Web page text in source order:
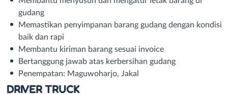
gudang
Memastikan penyimpanan barang gudang dengan kondisi
baik dan rapi
Membantu kiriman barang sesuai invoice
Bertanggung jawab atas kerbersihan gudang
Penempatan: Maguwoharjo, Jakal
DRIVER TRUCK